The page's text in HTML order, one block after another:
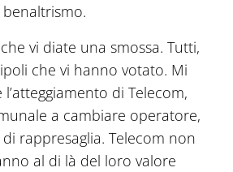
vi diate una smossa. Tutti,
che vi hanno votato. Mi
di Telecom,
a cambiare operatore,
rappresaglia. Telecom non
al di là del loro valore